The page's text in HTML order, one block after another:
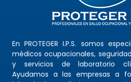
En PROTEGER I.P.S. somos
médicos ocupacionales,
y servicios de laboratorio
Ayudamos a las empresas a